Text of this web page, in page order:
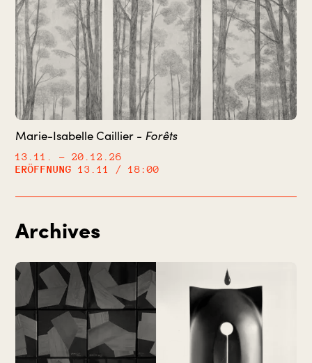
Marie-Isabelle Caillier - Forêts
13.11.
– 20.12.26
ERÖFFNUNG
13.11 / 18:00
Archives